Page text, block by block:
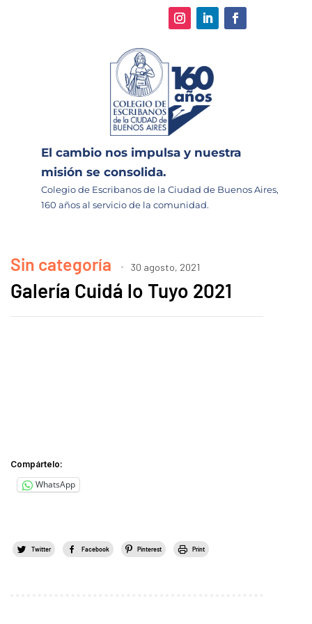
El cambio nos impulsa y nuestra
misión se consolida.
Colegio de Escribanos de la Ciudad de Buenos Aires,
160 años al servicio de la comunidad.
Sin categoría 30 agosto, 2021
Galería Cuidá lo Tuyo 2021
Compártelo:
WhatsApp
Twitter Facebook Pinterest Print